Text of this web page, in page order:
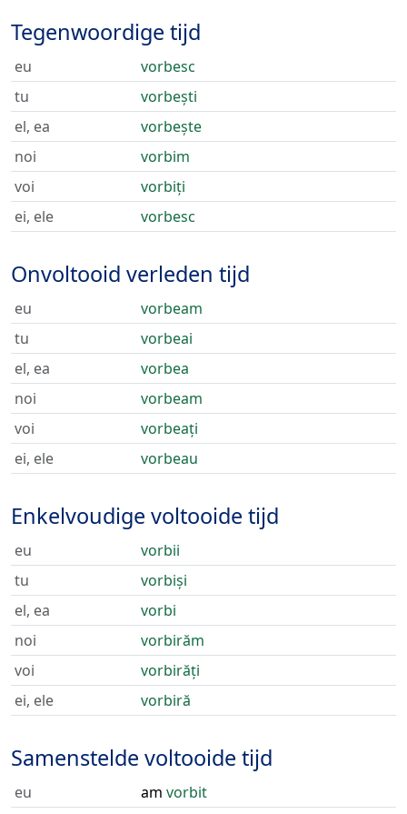
Tegenwoordige tijd
eu
vorbesc
tu
vorbești
el, ea
vorbește
noi
vorbim
voi
vorbiți
ei, ele
vorbesc
Onvoltooid verleden tijd
eu
vorbeam
tu
vorbeai
el, ea
vorbea
noi
vorbeam
voi
vorbeați
ei, ele
vorbeau
Enkelvoudige voltooide tijd
eu
vorbii
tu
vorbiși
el, ea
vorbi
noi
vorbirăm
voi
vorbirăți
ei, ele
vorbiră
Samenstelde voltooide tijd
eu am vorbit